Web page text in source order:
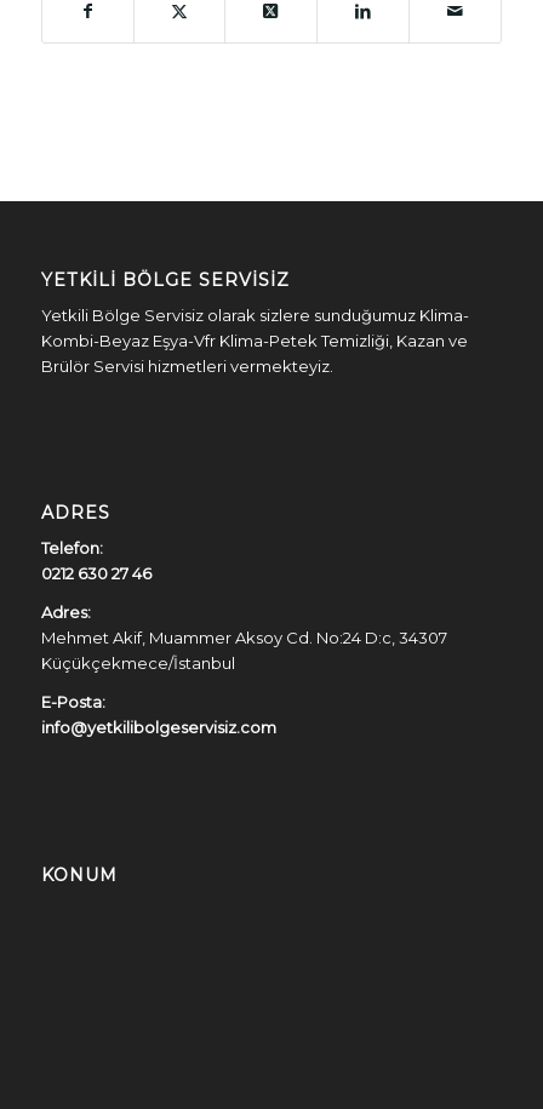
YETKILI BÖLGE SERVISIZ
Yetkili Bölge Servisiz olarak sizlere sunduğumuz Klima-
Kombi-Beyaz Eşya-Vfr Klima-Petek Temizliği, Kazan ve
Brülör Servisi hizmetleri vermekteyiz.
ADRES
Telefon:
0212 630 27 46
Adres:
Mehmet Akif, Muammer Aksoy Cd. No:24 D:c, 34307
Küçükçekmece/İstanbul
E-Posta:
info@yetkilibolgeservisiz.com
KONUM